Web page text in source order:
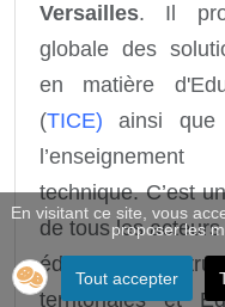
Versailles. Il
globale des
en matière
(TICE) ainsi que
technique. C’est
de tous les
éditeurs,
territoriales et
En visitant ce site, vous
proposer les
Tout accepter